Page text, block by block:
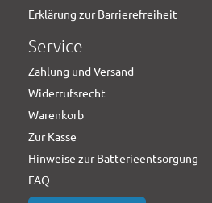
Erklärung zur Barrierefreiheit
Service
Zahlung und Versand
Widerrufsrecht
Warenkorb
Zur Kasse
Hinweise zur Batterieentsorgung
FAQ